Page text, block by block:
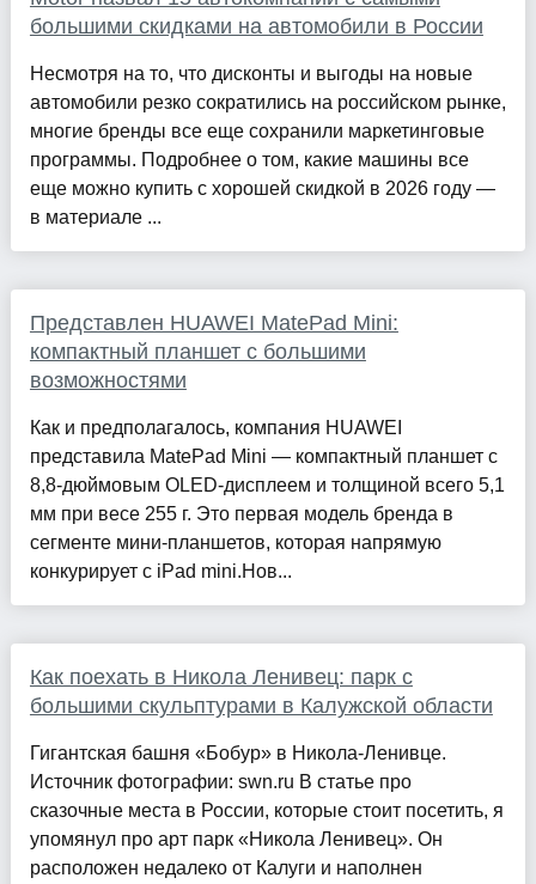
большими скидками на автомобили в России
Несмотря на то, что дисконты и выгоды на новые
автомобили резко сократились на российском рынке,
многие бренды все еще сохранили маркетинговые
программы. Подробнее о том, какие машины все
еще можно купить с хорошей скидкой в 2026 году —
в материале ...
Представлен HUAWEI MatePad Mini:
компактный планшет с большими
возможностями
Как и предполагалось, компания HUAWEI
представила MatePad Mini — компактный планшет с
8,8-дюймовым OLED-дисплеем и толщиной всего 5,1
мм при весе 255 г. Это первая модель бренда в
сегменте мини-планшетов, которая напрямую
конкурирует с iPad mini.Нов...
Как поехать в Никола Ленивец: парк с
большими скульптурами в Калужской области
Гигантская башня «Бобур» в Никола-Ленивце.
Источник фотографии: swn.ru В статье про
сказочные места в России, которые стоит посетить, я
упомянул про арт парк «Никола Ленивец». Он
расположен недалеко от Калуги и наполнен